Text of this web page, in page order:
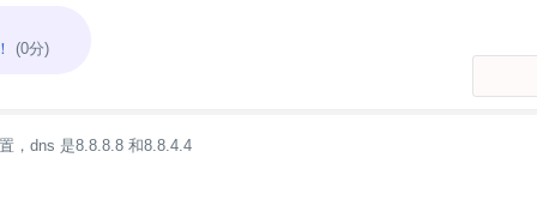
(0分)
，dns 是8.8.8.8 和8.8.4.4